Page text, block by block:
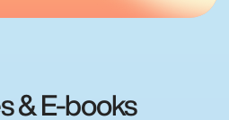
& E-books